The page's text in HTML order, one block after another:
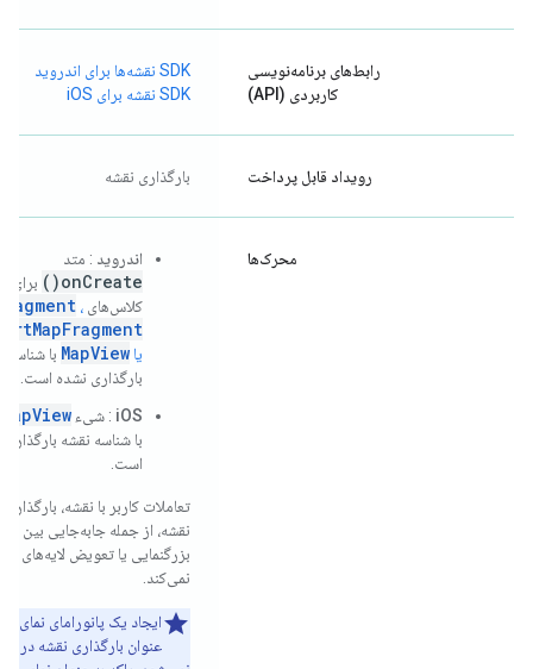
رابط‌های برنامه‌نویسی
کاربردی (API)
SDK نقشه‌ها برای اندروید
SDK نقشه برای iOS
رویداد قابل پرداخت بارگذاری نقشه
محرک‌ها اندروید : متد
onCreate()
برای
کلاس‌های ،
یا MapView با شناسه
بارگذاری نشده است.
iOS : شیء
با شناسه نقشه
است.
تعاملات کاربر با نقشه،
نقشه، از جمله جابه‌جایی بین
بزرگنمایی یا تعویض لایه‌های
نمی‌کند.
ایجاد یک پانورامای نمای
عنوان بارگذاری نقشه در